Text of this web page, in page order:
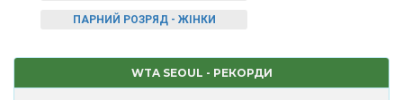
ПАРНИЙ РОЗРЯД - ЖІНКИ
WTA SEOUL - РЕКОРДИ